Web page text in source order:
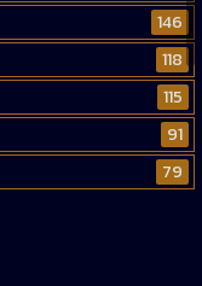
146
118
115
91
79